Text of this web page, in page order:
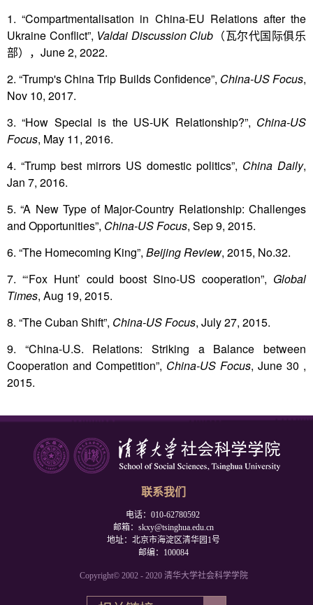
1. “Compartmentalisation in China-EU Relations after the
Ukraine Conflict”, Valdai Discussion Club （瓦尔代国际俱乐
部），June 2, 2022.
2. “Trump's China Trip Builds Confidence”, China-US Focus,
Nov 10, 2017.
3. “How Special is the US-UK Relationship?”, China-US
Focus, May 11, 2016.
4. “Trump best mirrors US domestic politics”, China Daily,
Jan 7, 2016.
5. “A New Type of Major-Country Relationship: Challenges
and Opportunities”, China-US Focus, Sep 9, 2015.
6. “The Homecoming King”, Beijing Review, 2015, No.32.
7. “‘Fox Hunt’ could boost Sino-US cooperation”, Global
Times, Aug 19, 2015.
8. “The Cuban Shift”, China-US Focus, July 27, 2015.
9. “China-U.S. Relations: Striking a Balance between
Cooperation and Competition”, China-US Focus, June 30 ,
2015.
联系我们
电话：010-62780592
邮箱：skxy@tsinghua.edu.cn
地址：北京市海淀区清华园1号
邮编：100084
Copyright© 2002 - 2020 清华大学社会科学学院